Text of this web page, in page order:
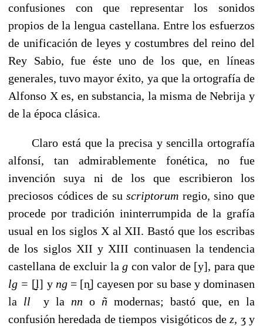
confusiones con que representar los sonidos
propios de la lengua castellana. Entre los esfuerzos
de unificación de le­yes y costumbres del reino del
Rey Sabio, fue éste uno de los que, en líneas
generales, tuvo mayor éxito, ya que la ortografía de
Alfonso X es, en substancia, la misma de Nebrija y
de la época clásica.
Claro está que la precisa y sencilla ortografía
alfonsí, tan admirablemente fonética, no fue
invención suya ni de los que escribieron los
preciosos códices de suscriptorum regio, sino que
procede por tradición ininterrumpida de la gra­fía
usual en los siglos X al XII. Bastó que los escribas
de los siglos XII y XIII continuasen la tendencia
castellana de excluir la g con valor de [y], para que
lg = [̮̮̮l] y ng = [n̮] cayesen por su base y dominasen
la ll y la nn o ñ moder­nas; bastó que, en la
confusión heredada de tiempos visi­góticos dez, ʒ y